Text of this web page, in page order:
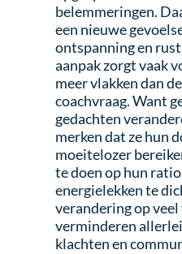
belemmeringen.
een nieuwe
ontspanning en rust
aanpak zorgt vaak
meer vlakken dan
coachvraag. Want
gedachten
merken dat ze hun
moeitelozer
te doen op hun
energielekken te
verandering op veel
verminderen
klachten en